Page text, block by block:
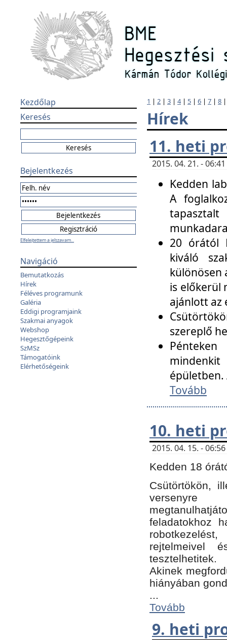
Kezdőlap
Keresés
Bejelentkezés
Elfelejtettem a jelszavam...
Navigáció
Bemutatkozás
Hírek
Féléves programunk
Galéria
Eddigi programjaink
Szakmai anyagok
Webshop
Hegesztőgépeink
SzMSz
Támogatóink
Elérhetőségeink
1 | 2 | 3 | 4| 5 | 6 | 7 | 8
Hírek
11. heti
2015. 04. 21. -
Kedden
A
20 órától
kiváló
különösen
is előkerül
ajánlott az
szereplő
épületben.
Tovább
10. heti
2015. 04. 15. -
Kedden 18
Csütörtökön,
versenyre
feladatokhoz
rejtelmeivel
tesztelhetitek.
Akinek
hiányában
...
Tovább
9. heti